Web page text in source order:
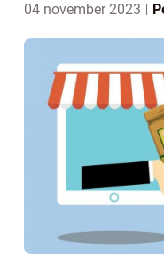
04 november 2023